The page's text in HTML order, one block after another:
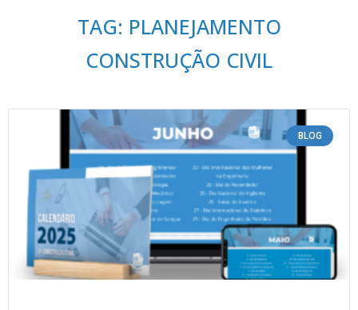
TAG: PLANEJAMENTO
CONSTRUÇÃO CIVIL
BLOG